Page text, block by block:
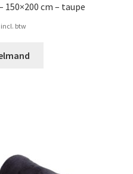
150×200 cm – taupe
incl. btw